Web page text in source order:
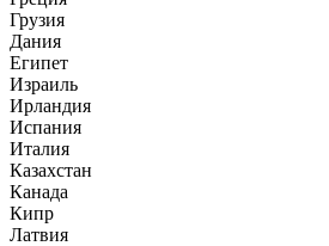
Грузия
Дания
Египет
Израиль
Ирландия
Испания
Италия
Казахстан
Канада
Кипр
Латвия